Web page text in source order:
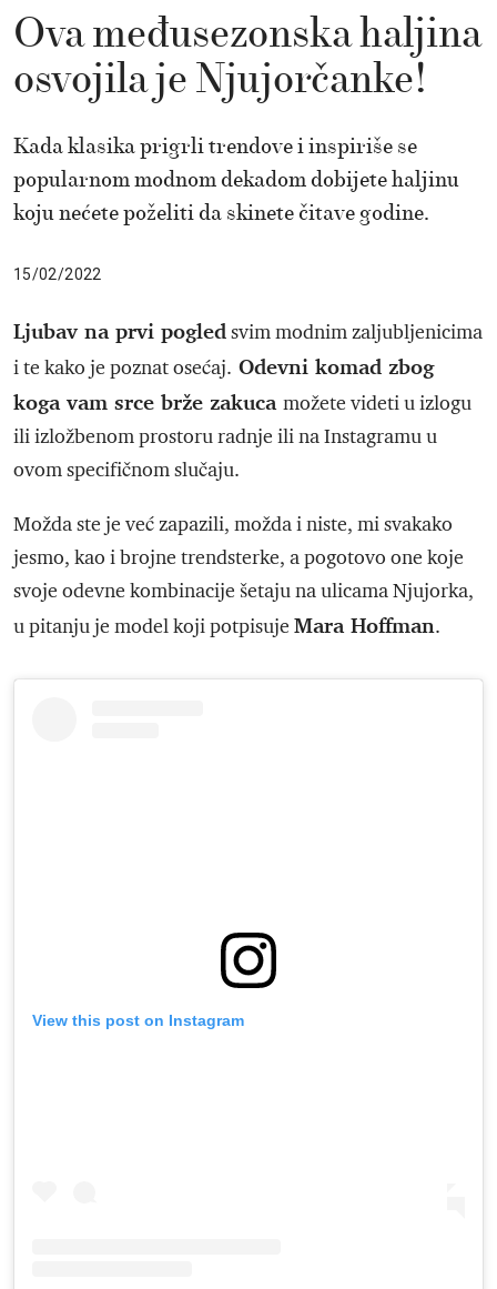
Ova međusezonska haljina
osvojila je Njujorčanke!
Kada klasika prigrli trendove i inspiriše se
popularnom modnom dekadom dobijete haljinu
koju nećete poželiti da skinete čitave godine.
15/02/2022
Ljubav na prvi pogledsvim modnim zaljubljenicima
i te kako je poznat osećaj. Odevni komad zbog
koga vam srce brže zakuca možete videti u izlogu
ili izložbenom prostoru radnje ili na Instagramu u
ovom specifičnom slučaju.
Možda ste je već zapazili, možda i niste, mi svakako
jesmo, kao i brojne trendsterke, a pogotovo one koje
svoje odevne kombinacije šetaju na ulicama Njujorka,
u pitanju je model koji potpisuje Mara Hoffman.
View this post on Instagram